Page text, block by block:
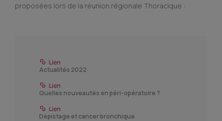
proposées lors de la réunion régionale Thoracique :
Actualités 2022
Quelles nouveautés en péri-opératoire ?
Dépistage et cancer bronchique